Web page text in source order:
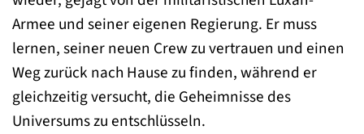
Armee und seiner eigenen Regierung. Er muss
lernen, seiner neuen Crew zu vertrauen und einen
Weg zurück nach Hause zu finden, während er
gleichzeitig versucht, die Geheimnisse des
Universums zu entschlüsseln.